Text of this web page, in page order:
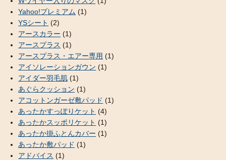
Yahoo!プレミアム (1)
YSシート (2)
アースカラー (1)
アースプラス (1)
アースプラス・エアー専用 (1)
アイソレーションガウン (1)
アイダー羽毛肌 (1)
あぐらクッション (1)
アコットンガーゼ敷パッド (1)
あったかすっぽりケット (4)
あったかスッポリケット (1)
あったか掛ふとんカバー (1)
あったか敷パッド (1)
アドバイス (1)